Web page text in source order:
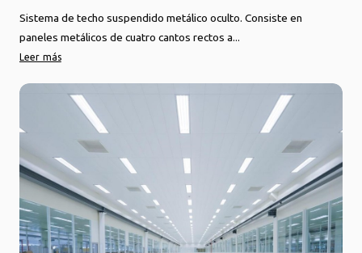
Sistema de techo suspendido metálico oculto. Consiste en
paneles metálicos de cuatro cantos rectos a...
Leer más